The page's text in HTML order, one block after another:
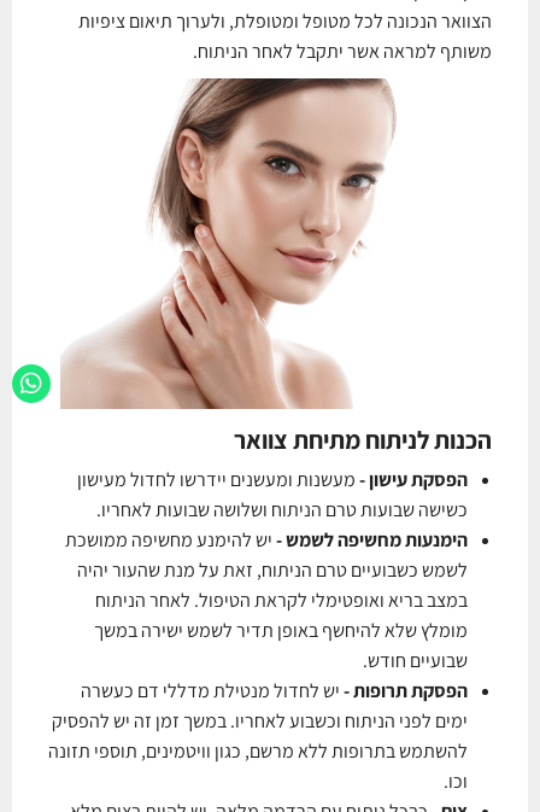
הצוואר הנכונה לכל מטופל ומטופלת, ולערוך תיאום ציפיות
משותף למראה אשר יתקבל לאחר הניתוח.
הכנות לניתוח מתיחת צוואר
הפסקת עישון-מעשנות ומעשנים יידרשו לחדול מעישון
כשישה שבועות טרם הניתוח ושלושה שבועות לאחריו.
הימנעות מחשיפה לשמש-יש להימנע מחשיפה ממושכת
לשמש כשבועיים טרם הניתוח, זאת על מנת שהעור יהיה
במצב בריא ואופטימלי לקראת הטיפול. לאחר הניתוח
מומלץ שלא להיחשף באופן תדיר לשמש ישירה במשך
שבועיים חודש.
הפסקת תרופות-יש לחדול מנטילת מדללי דם כעשרה
ימים לפני הניתוח וכשבוע לאחריו. במשך זמן זה יש להפסיק
להשתמש בתרופות ללא מרשם, כגון וויטמינים, תוספי תזונה
וכו.